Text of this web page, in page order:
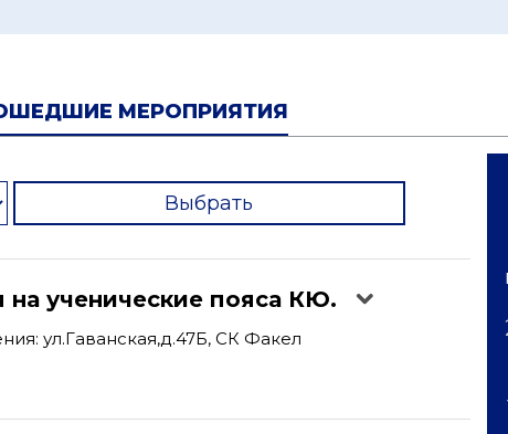
МЕРОПРИЯТИЯ
Выбрать
на ученические пояса КЮ.
ул.Гаванская,д.47Б, СК Факел
1